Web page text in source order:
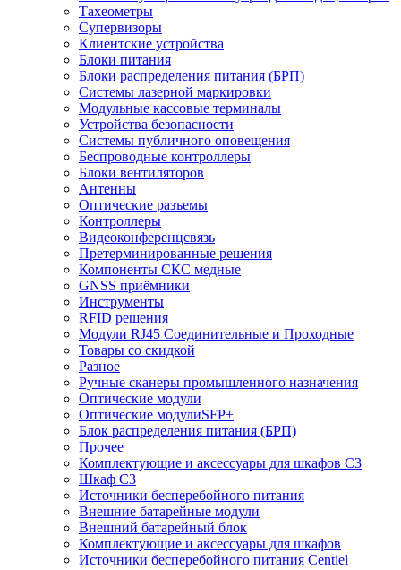
Тахеометры
Супервизоры
Клиентские устройства
Блоки питания
Блоки распределения питания (БРП)
Системы лазерной маркировки
Модульные кассовые терминалы
Устройства безопасности
Системы публичного оповещения
Беспроводные контроллеры
Блоки вентиляторов
Антенны
Оптические разъемы
Контроллеры
Видеоконференцсвязь
Претерминированные решения
Компоненты СКС медные
GNSS приёмники
Инструменты
RFID решения
Модули RJ45 Соединительные и Проходные
Товары со скидкой
Разное
Ручные сканеры промышленного назначения
Оптические модули
Оптические модулиSFP+
Блок распределения питания (БРП)
Прочее
Комплектующие и аксессуары для шкафов C3
Шкаф C3
Источники бесперебойного питания
Внешние батарейные модули
Внешний батарейный блок
Комплектующие и аксессуары для шкафов
Источники бесперебойного питания Centiel